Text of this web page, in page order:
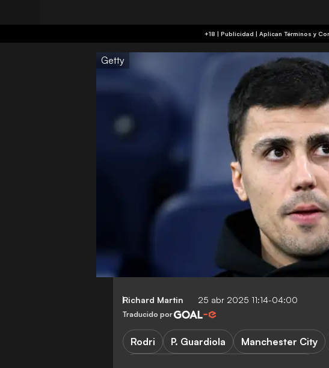
+18 | Publicidad | Aplican
Getty
Richard Martin 25 abr 2025 11:14-04:00
Traducido por
Rodri P. Guardiola Manchester City